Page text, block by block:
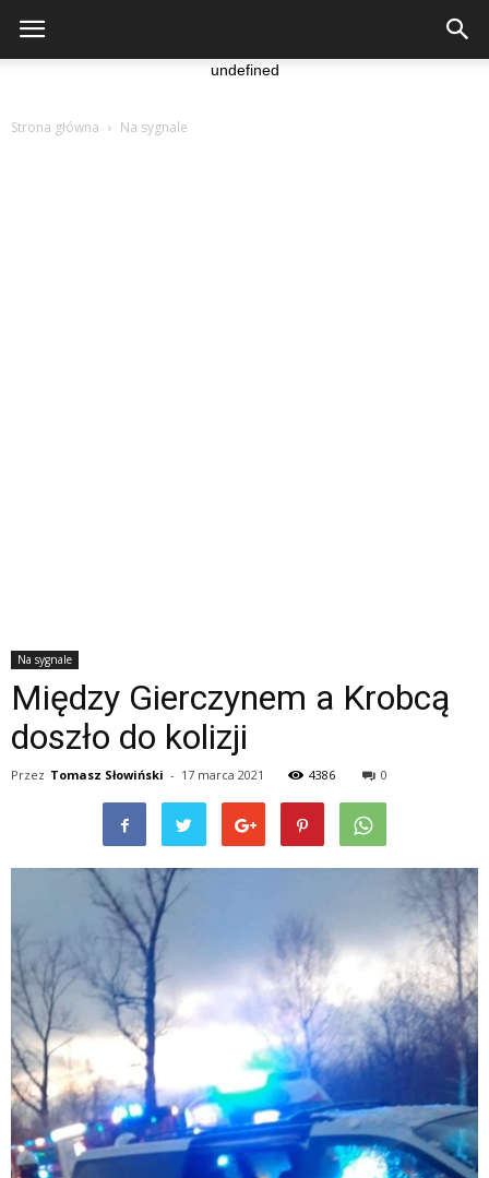
undefined
Strona główna Na sygnale
Na sygnale
Między Gierczynem a Krobcą
doszło do kolizji
Przez Tomasz Słowiński - 17 marca 2021 4386 0